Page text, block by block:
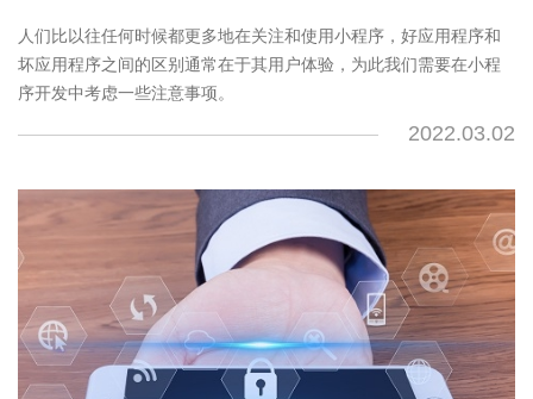
人们比以往任何时候都更多地在关注和使用小程序，好应用程序和
坏应用程序之间的区别通常在于其用户体验，为此我们需要在小程
序开发中考虑一些注意事项。
2022.03.02